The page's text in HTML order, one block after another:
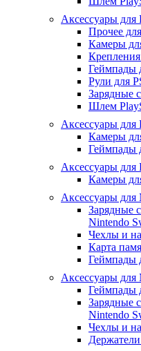
Аксессуары для
Прочее
Камеры
Геймпады
Рули для
Зарядные
Шлем
Аксессуары для
Камеры
Геймпады
Аксессуары для
Камеры
Аксессуары для
Зарядные
Nintendo
Чехлы и
Карта
Геймпады
Аксессуары для
Геймпады
Зарядные
Nintendo
Чехлы и